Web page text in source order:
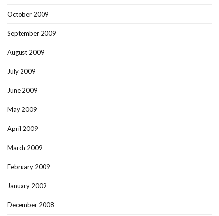
October 2009
September 2009
August 2009
July 2009
June 2009
May 2009
April 2009
March 2009
February 2009
January 2009
December 2008